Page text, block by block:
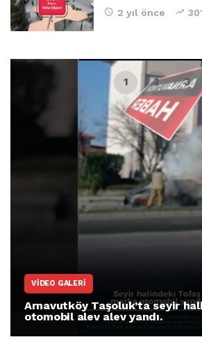
2 yıl önce
VIDEO GALERI
Arnavutköy Taşoluk’ta seyir
otomobil alev alev yandı.